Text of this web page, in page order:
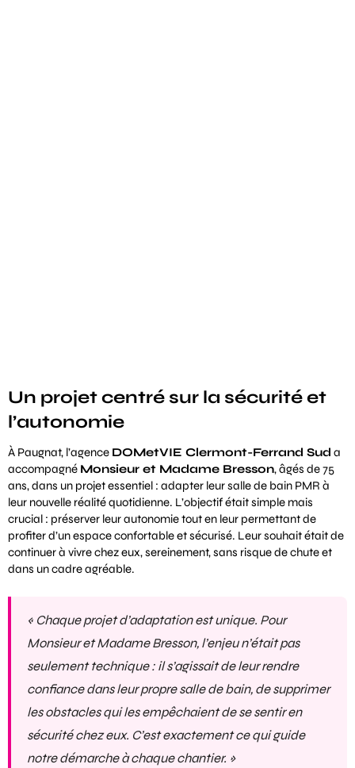
Un projet centré sur la sécurité et
l’autonomie
À Paugnat, l’agence DOMetVIE Clermont-Ferrand Sud a
accompagné Monsieur et Madame Bresson, âgés de 75
ans, dans un projet essentiel : adapter leursalle de bain PMR à
leur nouvelle réalité quotidienne. L’objectif était simple mais
crucial : préserver leur autonomie tout en leur permettant de
profiter d’un espace confortable et sécurisé. Leur souhait était de
continuer à vivre chez eux, sereinement, sans risque de chute et
dans un cadre agréable.
« Chaque projet d’adaptation est unique. Pour
Monsieur et Madame Bresson, l’enjeu n’était pas
seulement technique : il s’agissait de leur rendre
confiance dans leur propre salle de bain, de supprimer
les obstacles qui les empêchaient de se sentir en
sécurité chez eux. C’est exactement ce qui guide
notre démarche à chaque chantier. »